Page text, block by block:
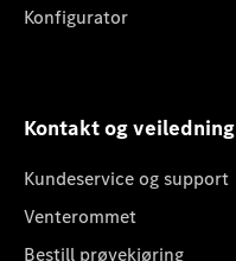
Konfigurator
Kontakt og veiledning
Kundeservice og support
Venterommet
Bestill prøvekjøring